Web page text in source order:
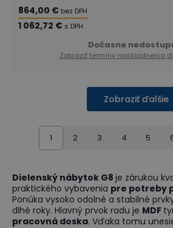
864,00 € bez DPH
1 062,72 € s DPH
Dočasne
Zobraziť termíny naskladnenia
Zobraziť ďalšie
1 2 3 4 5
Dielenský nábytok G8 je zárukou
praktického vybavenia pre potreby
Ponúka vysoko odolné a stabilné
dlhé roky. Hlavný prvok radu je MDF
pracovná doska. Vďaka tomu